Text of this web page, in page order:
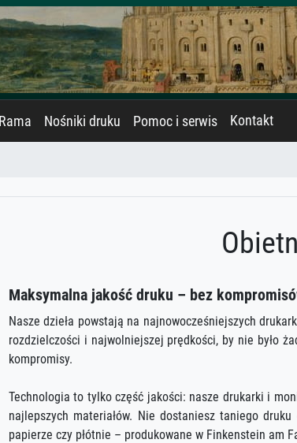
Rama Nośniki druku Pomoc i serwis Kontakt
Maksymalna jakość druku – bez
Nasze dzieła powstają na najnowocześniejszych
rozdzielczości i najwolniejszej prędkości, by nie było
kompromisy.
Technologia to tylko część jakości: nasze drukarki i
najlepszych materiałów. Nie dostaniesz taniego
papierze czy płótnie – produkowane w Finkenstein am